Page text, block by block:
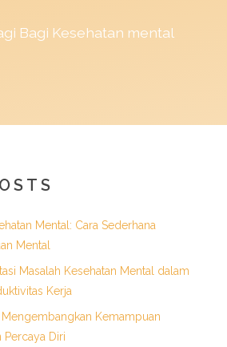
Bagi Kesehatan mental
Mental: Cara Sederhana
Mental
Masalah Kesehatan Mental dalam
Kerja
Mengembangkan Kemampuan
Diri